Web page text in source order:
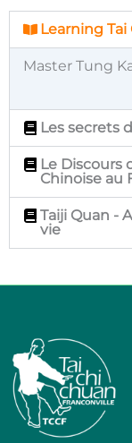
Learning Tai
Master Tung
Les secrets
Le Discours
Chinoise au
Taiji Quan -
vie